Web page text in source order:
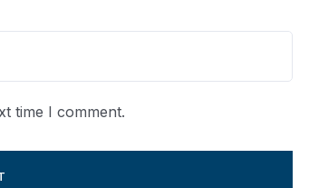
time I comment.